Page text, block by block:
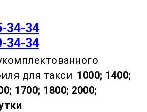
34-34
34-34
для такси: 1000; 1400;
1700; 1800; 2000;